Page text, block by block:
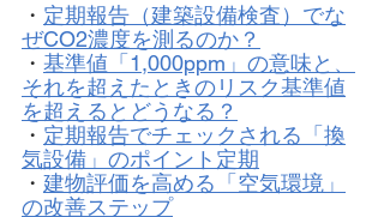
・ 定期報告（建築設備検査）でな
ぜCO2濃度を測るのか？
・ 基準値「1,000ppm」の意味と、
それを超えたときのリスク基準値
を超えるとどうなる？
・ 定期報告でチェックされる「換
気設備」のポイント定期
・ 建物評価を高める「空気環境」
の改善ステップ